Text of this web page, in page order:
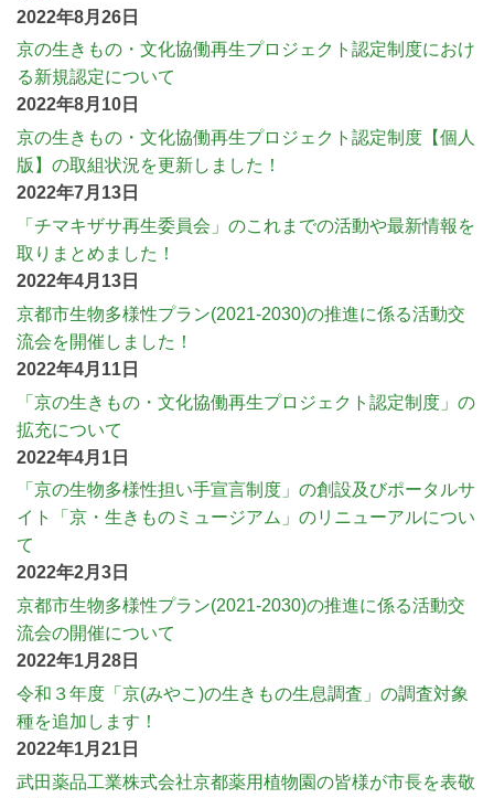
2022年8月26日
京の生きもの・文化協働再生プロジェクト認定制度におけ
る新規認定について
2022年8月10日
京の⽣きもの・⽂化協働再⽣プロジェクト認定制度【個人
版】の取組状況を更新しました！
2022年7月13日
「チマキザサ再生委員会」のこれまでの活動や最新情報を
取りまとめました！
2022年4月13日
京都市生物多様性プラン(2021-2030)の推進に係る活動交
流会を開催しました！
2022年4月11日
「京の生きもの・文化協働再生プロジェクト認定制度」の
拡充について
2022年4月1日
「京の生物多様性担い手宣言制度」の創設及びポータルサ
イト「京・生きものミュージアム」のリニューアルについ
て
2022年2月3日
京都市生物多様性プラン(2021-2030)の推進に係る活動交
流会の開催について
2022年1月28日
令和３年度「京(みやこ)の生きもの生息調査」の調査対象
種を追加します！
2022年1月21日
武田薬品工業株式会社京都薬用植物園の皆様が市長を表敬